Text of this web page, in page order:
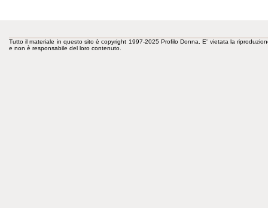
Tutto il materiale in questo sito è copyright 1997-2025 Profilo Donna. E' vietata la
e non è responsabile del loro contenuto.